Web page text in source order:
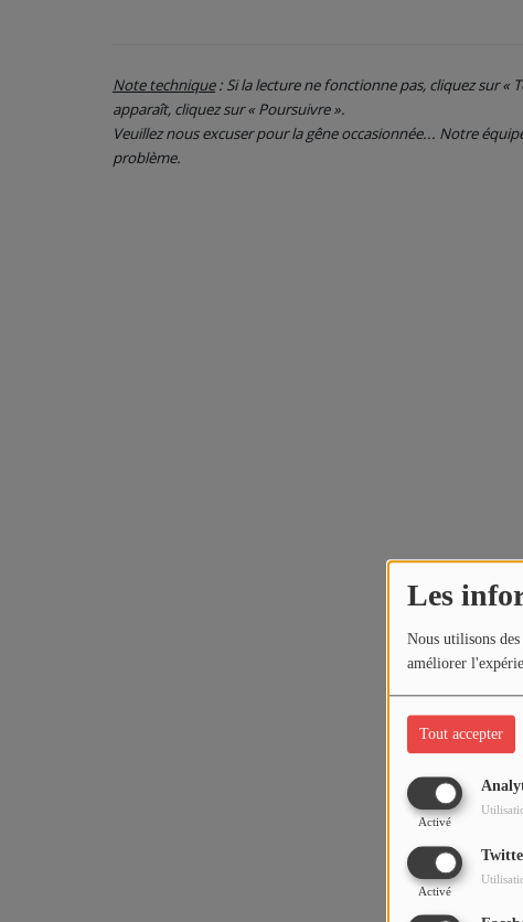
Les
Nous utilisons
améliorer
Tout accepter
Activé
Activé
Note technique: Si la lecture ne fonctionne pas, cliquez sur «
apparaît, cliquez sur « Poursuivre ».
Veuillez nous excuser pour la gêne occasionnée... Notre
problème.